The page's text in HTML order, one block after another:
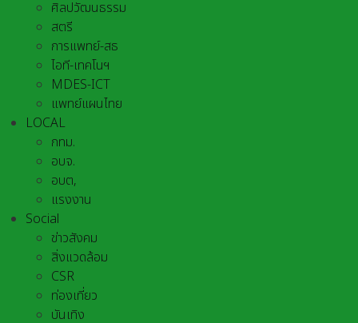
ศิลปวัฒนธรรม
สตรี
การแพทย์-สธ
ไอที-เทคโนฯ
MDES-ICT
แพทย์แผนไทย
LOCAL
กทม.
อบจ.
อบต,
แรงงาน
Social
ข่าวสังคม
สิ่งแวดล้อม
CSR
ท่องเที่ยว
บันเทิง